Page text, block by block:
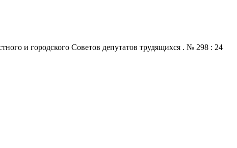
и городского Советов депутатов трудящихся . № 298 : 24